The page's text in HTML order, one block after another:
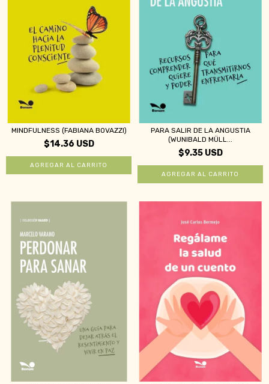
MINDFULNESS (FABIANA BOVAZZI)
$14.36 USD
PARA SALIR DE LA ANGUSTIA
(WUNIBALD MÜLL...
$9.35 USD